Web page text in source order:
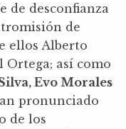
de desconfianza
de
ellos Alberto
Ortega; así como
Evo Morales
pronunciado
de los